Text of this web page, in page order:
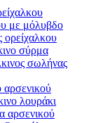
με μόλυβδο
σύρμα
σωλήνας
λουράκι
αρσενικού